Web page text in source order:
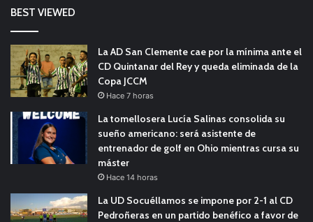
BEST VIEWED
La AD San Clemente cae por la mínima ante el
CD Quintanar del Rey y queda eliminada de la
Copa JCCM
Hace 7 horas
La tomellosera Lucía Salinas consolida su
sueño americano: será asistente de
entrenador de golf en Ohio mientras cursa su
máster
Hace 14 horas
La UD Socuéllamos se impone por 2-1 al CD
Pedroñeras en un partido benéfico a favor de